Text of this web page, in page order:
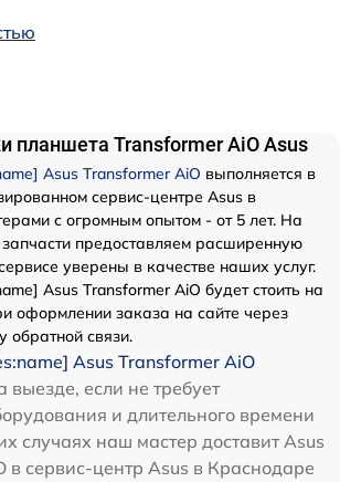
планшета Transformer AiO Asus
Asus Transformer AiO выполняется в
сервис-центре Asus в
с огромным опытом - от 5 лет. На
предоставляем расширенную
уверены в качестве наших услуг.
Asus Transformer AiO будет стоить на
оформлении заказа на сайте через
обратной связи.
Asus Transformer AiO
выезде, если не требует
и длительного времени
случаях наш мастер доставит Asus
в сервис-центр Asus в Краснодаре